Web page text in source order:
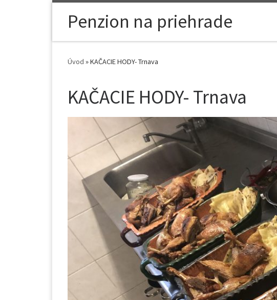
Penzion na priehrade
Úvod »KAČACIE HODY- Trnava
KAČACIE HODY- Trnava